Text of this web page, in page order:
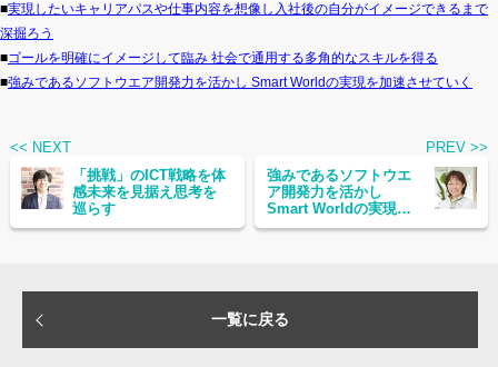
■実現したいキャリアパスや仕事内容を想像し入社後の自分がイメージできるまで
深掘ろう
■ゴールを明確にイメージして臨み 社会で通用する多角的なスキルを得る
■強みであるソフトウエア開発力を活かし Smart Worldの実現を加速させていく
<< NEXT
「挑戦」のICT戦略を体
感未来を見据え思考を
巡らす
PREV >>
強みであるソフトウエ
ア開発力を活かし
Smart Worldの実現を
加速させていく
一覧に戻る